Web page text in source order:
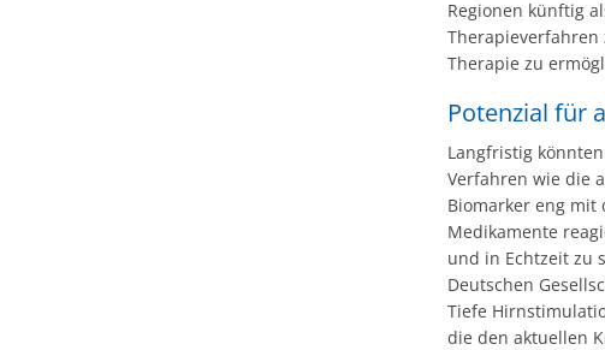
Regionen künftig
Therapie zu
Potenzial für
Langfristig
Verfahren wie die
Biomarker eng
Medikamente
und in Echtzeit zu
Deutschen
Tiefe
die den aktuellen